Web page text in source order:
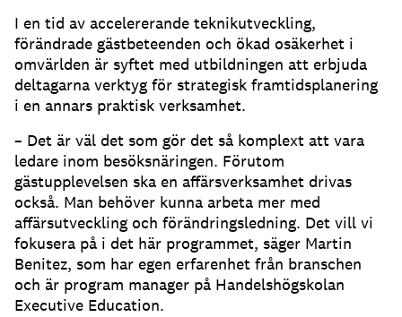
I en tid av accelererande teknikutveckling,
förändrade gästbeteenden och ökad osäkerhet i
omvärlden är syftet med utbildningen att erbjuda
deltagarna verktyg för strategisk framtidsplanering
i en annars praktisk verksamhet.
– Det är väl det som gör det så komplext att vara
ledare inom besöksnäringen. Förutom
gästupplevelsen ska en affärsverksamhet drivas
också. Man behöver kunna arbeta mer med
affärsutveckling och förändringsledning. Det vill vi
fokusera på i det här programmet, säger Martin
Benitez, som har egen erfarenhet från branschen
och är program manager på Handelshögskolan
Executive Education.